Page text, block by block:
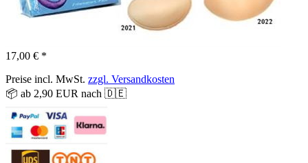
17,00 € *
Preise incl. MwSt. zzgl. Versandkosten
📦 ab 2,90 EUR nach 🇩🇪